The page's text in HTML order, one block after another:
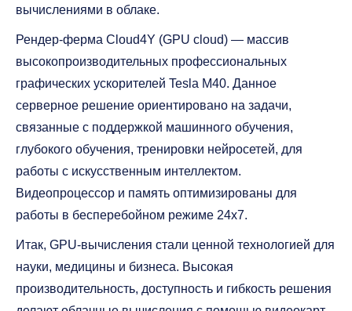
вычислениями в облаке.
Рендер-ферма Cloud4Y (GPU cloud) — массив
высокопроизводительных профессиональных
графических ускорителей Tesla M40. Данное
серверное решение ориентировано на задачи,
связанные с поддержкой машинного обучения,
глубокого обучения, тренировки нейросетей, для
работы с искусственным интеллектом.
Видеопроцессор и память оптимизированы для
работы в бесперебойном режиме 24х7.
Итак, GPU-вычисления стали ценной технологией для
науки, медицины и бизнеса. Высокая
производительность, доступность и гибкость решения